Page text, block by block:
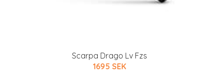
Scarpa Drago Lv Fzs
1695 SEK